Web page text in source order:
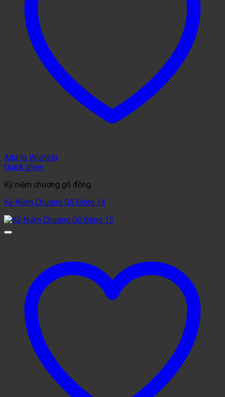
Add to Wishlist
Quick View
Kỷ niệm chương gỗ đồng
Kỷ Niệm Chương Gỗ Đồng 14